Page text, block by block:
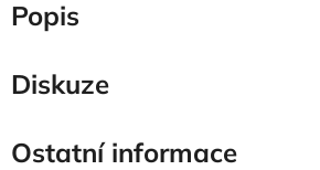
Popis
Diskuze
Ostatní informace